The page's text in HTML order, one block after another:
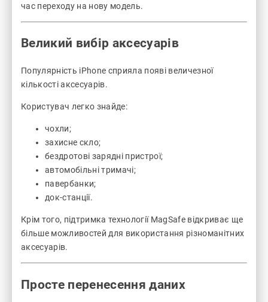
час переходу на нову модель.
Великий вибір аксесуарів
Популярність iPhone сприяла появі величезної
кількості аксесуарів.
Користувач легко знайде:
чохли;
захисне скло;
бездротові зарядні пристрої;
автомобільні тримачі;
павербанки;
док-станції.
Крім того, підтримка технології MagSafe відкриває ще
більше можливостей для використання різноманітних
аксесуарів.
Просте перенесення даних